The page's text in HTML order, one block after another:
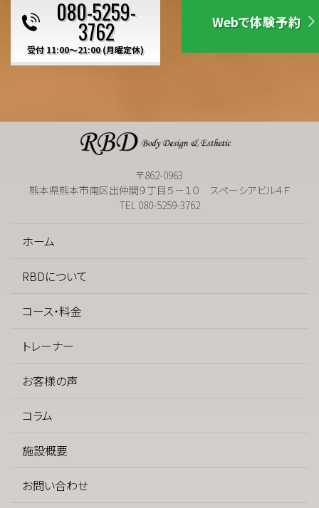
080-5259-
3762
受付 11:00～21:00 (月曜定休)
Webで体験予約
〒862-0963
熊本県熊本市南区出仲間９丁目５－１０ スペーシアビル４Ｆ
TEL 080-5259-3762
ホーム
RBDについて
コース・料金
トレーナー
お客様の声
コラム
施設概要
お問い合わせ